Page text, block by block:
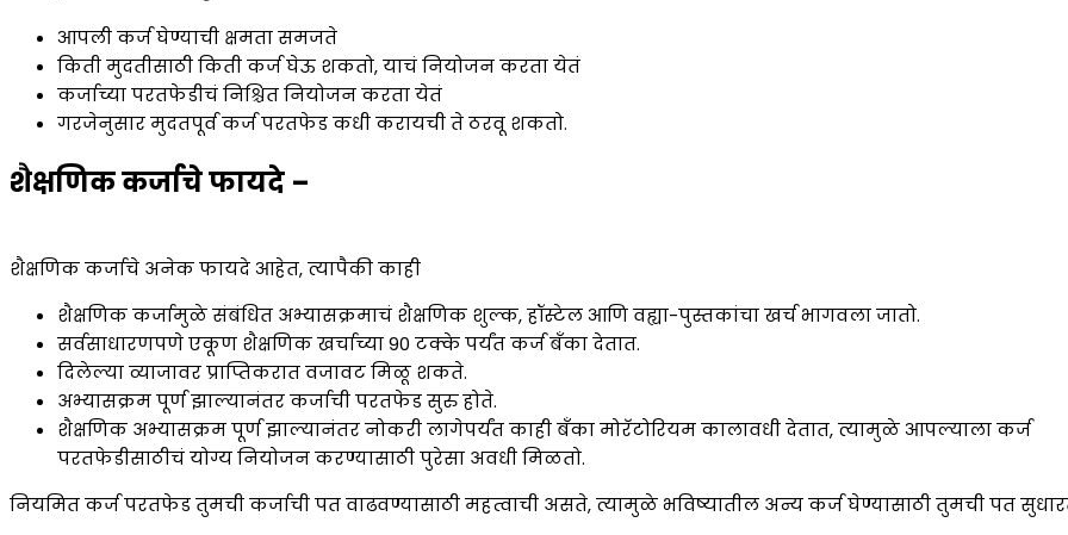
आपली कर्ज घेण्याची क्षमता समजते
किती मुदतीसाठी किती कर्ज घेऊ शकतो, याचं नियोजन करता येतं
कर्जाच्या परतफेडीचं निश्चित नियोजन करता येतं
गरजेनुसार मुदतपूर्व कर्ज परतफेड कधी करायची ते ठरवू शकतो.
शैक्षणिक कर्जाचे फायदे –
शैक्षणिक कर्जाचे अनेक फायदे आहेत, त्यापैकी काही
शैक्षणिक कर्जामुळे संबंधित अभ्यासक्रमाचं शैक्षणिक शुल्क, हॉस्टेल आणि वह्या-पुस्तकांचा खर्च भागवला जातो.
सर्वसाधारणपणे एकूण शैक्षणिक खर्चाच्या 90 टक्के पर्यंत कर्ज बँका देतात.
दिलेल्या व्याजावर प्राप्तिकरात वजावट मिळू शकते.
अभ्यासक्रम पूर्ण झाल्यानंतर कर्जाची परतफेड सुरु होते.
शैक्षणिक अभ्यासक्रम पूर्ण झाल्यानंतर नोकरी लागेपर्यंत काही बँका मोरॅटोरियम कालावधी देतात, त्यामुळे आपल्याला कर्ज
परतफेडीसाठीचं योग्य नियोजन करण्यासाठी पुरेसा अवधी मिळतो.
नियमित कर्ज परतफेड तुमची कर्जाची पत वाढवण्यासाठी महत्वाची असते, त्यामुळे भविष्यातील अन्य कर्ज घेण्यासाठी तुमची पत